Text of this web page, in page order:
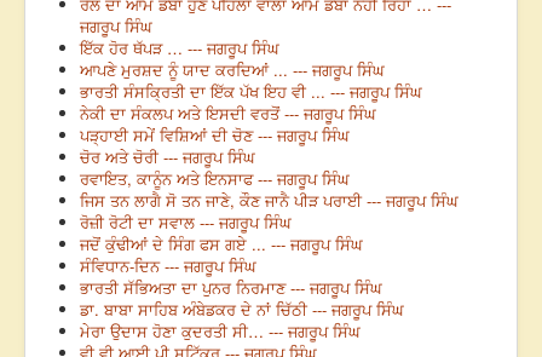
ਜਗਰੂਪ ਸਿੰਘ
ਇੱਕ ਹੋਰ ਥੱਪੜ … --- ਜਗਰੂਪ ਸਿੰਘ
ਆਪਣੇ ਮੁਰਸ਼ਦ ਨੂੰ ਯਾਦ ਕਰਦਿਆਂ ... --- ਜਗਰੂਪ ਸਿੰਘ
ਭਾਰਤੀ ਸੰਸਕ੍ਰਿਤੀ ਦਾ ਇੱਕ ਪੱਖ ਇਹ ਵੀ ... --- ਜਗਰੂਪ ਸਿੰਘ
ਨੇਕੀ ਦਾ ਸੰਕਲਪ ਅਤੇ ਇਸਦੀ ਵਰਤੋਂ --- ਜਗਰੂਪ ਸਿੰਘ
ਪੜ੍ਹਾਈ ਸਮੇਂ ਵਿਸ਼ਿਆਂ ਦੀ ਚੋਣ --- ਜਗਰੂਪ ਸਿੰਘ
ਚੋਰ ਅਤੇ ਚੋਰੀ --- ਜਗਰੂਪ ਸਿੰਘ
ਰਵਾਇਤ, ਕਾਨੂੰਨ ਅਤੇ ਇਨਸਾਫ --- ਜਗਰੂਪ ਸਿੰਘ
ਜਿਸ ਤਨ ਲਾਗੈ ਸੋ ਤਨ ਜਾਣੇ, ਕੌਣ ਜਾਨੈ ਪੀੜ ਪਰਾਈ --- ਜਗਰੂਪ ਸਿੰਘ
ਰੋਜ਼ੀ ਰੋਟੀ ਦਾ ਸਵਾਲ --- ਜਗਰੂਪ ਸਿੰਘ
ਜਦੋਂ ਕੁੰਢੀਆਂ ਦੇ ਸਿੰਗ ਫਸ ਗਏ ... --- ਜਗਰੂਪ ਸਿੰਘ
ਸੰਵਿਧਾਨ-ਦਿਨ --- ਜਗਰੂਪ ਸਿੰਘ
ਭਾਰਤੀ ਸੱਭਿਅਤਾ ਦਾ ਪੁਨਰ ਨਿਰਮਾਣ --- ਜਗਰੂਪ ਸਿੰਘ
ਡਾ. ਬਾਬਾ ਸਾਹਿਬ ਅੰਬੇਡਕਰ ਦੇ ਨਾਂ ਚਿੱਠੀ --- ਜਗਰੂਪ ਸਿੰਘ
ਮੇਰਾ ਉਦਾਸ ਹੋਣਾ ਕੁਦਰਤੀ ਸੀ… --- ਜਗਰੂਪ ਸਿੰਘ